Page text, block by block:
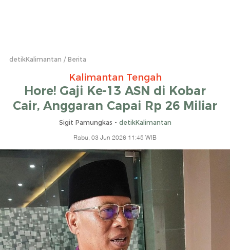
detikKalimantan Berita
Kalimantan Tengah
Hore! Gaji Ke-13 ASN di Kobar
Cair, Anggaran Capai Rp 26 Miliar
Sigit Pamungkas - detikKalimantan
Rabu, 03 Jun 2026 11:45 WIB